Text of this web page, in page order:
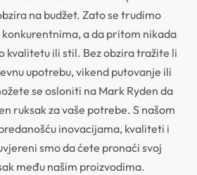
na budžet. Zato se trudimo
a da pritom nikada
kvalitetu ili stil. Bez obzira tražite li
upotrebu, vikend putovanje ili
se osloniti na Mark Ryden da
ruksak za vaše potrebe. S našom
inovacijama, kvaliteti i
smo da ćete pronaći svoj
među našim proizvodima.